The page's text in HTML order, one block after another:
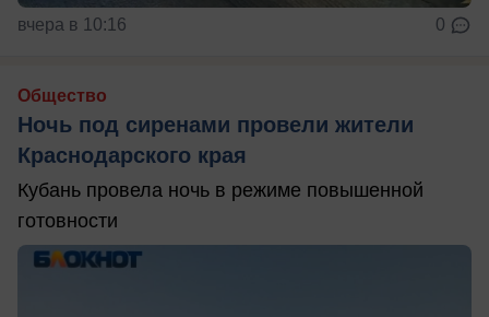
вчера в 10:16 0
Общество
Ночь под сиренами провели жители
Краснодарского края
Кубань провела ночь в режиме повышенной
готовности